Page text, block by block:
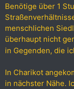
Benötige über 1
menschlichen
überhaupt nicht
in Gegenden, die
In Charikot
in nächster Nähe.